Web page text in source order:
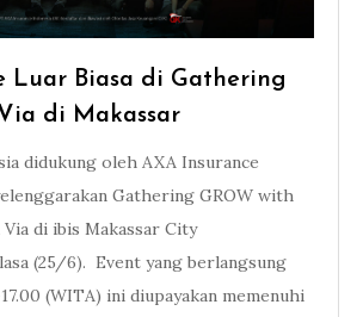
Luar Biasa di Gathering
di Makassar
didukung oleh AXA Insurance
Gathering GROW with
di ibis Makassar City
(25/6). Event yang berlangsung
(WITA) ini diupayakan memenuhi